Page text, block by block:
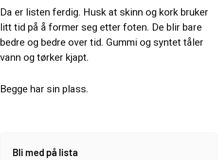
Da er listen ferdig. Husk at skinn og kork bruker
litt tid på å former seg etter foten. De blir bare
bedre og bedre over tid. Gummi og syntet tåler
vann og tørker kjapt.
Begge har sin plass.
Bli med på lista